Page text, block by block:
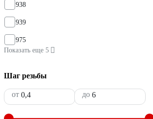
938
939
975
Показать еще 5
Шаг резьбы
от до